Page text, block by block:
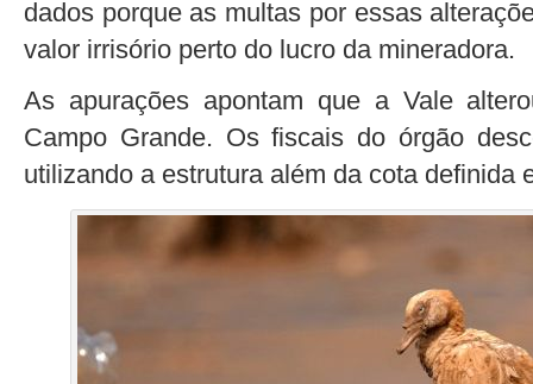
dados porque as multas por essas
valor irrisório perto do lucro da mineradora.
As apurações apontam que a Vale
Campo Grande. Os fiscais do órgão
utilizando a estrutura além da cota definida